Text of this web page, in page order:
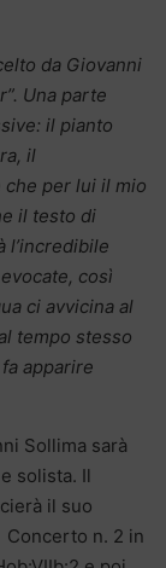
da Giovanni
Una parte
il pianto
il
per lui il mio
il testo di
l’incredibile
così
ci avvicina al
tempo stesso
apparire
Sollima sarà
solista. Il
il suo
Concerto n. 2 in